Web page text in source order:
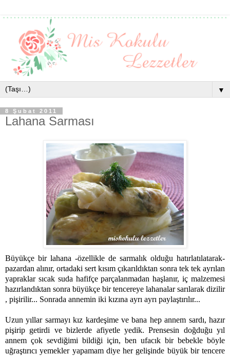
▼
8 Şubat 2011
Lahana Sarması
Büyükçe bir lahana -özellikle de sarmalık olduğu hatırlatılatarak-
pazardan alınır, ortadaki sert kısım çıkarıldıktan sonra tek tek ayrılan
yapraklar sıcak suda hafifçe parçalanmadan haşlanır, iç malzemesi
hazırlandıktan sonra büyükçe bir tencereye lahanalar sarılarak dizilir
, pişirilir... Sonrada annemin iki kızına ayrı ayrı paylaştırılır...
Uzun yıllar sarmayı kız kardeşime ve bana hep annem sardı, hazır
pişirip getirdi ve bizlerde afiyetle yedik. Prensesin doğduğu yıl
annem çok sevdiğimi bildiği için, ben ufacık bir bebekle böyle
uğraştırıcı yemekler yapamam diye her gelişinde büyük bir tencere